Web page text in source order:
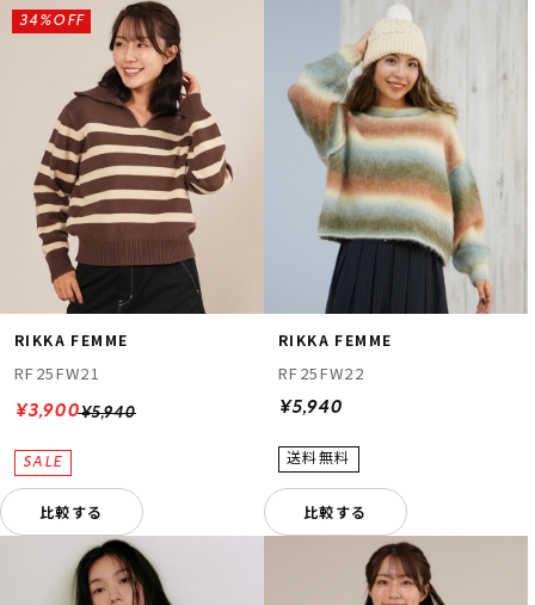
RIKKA FEMME
RF25FW21
¥5,940
34%OFF
¥3,900
比較する
RIKKA FEMME
RF25FW22
¥5,940
比較する